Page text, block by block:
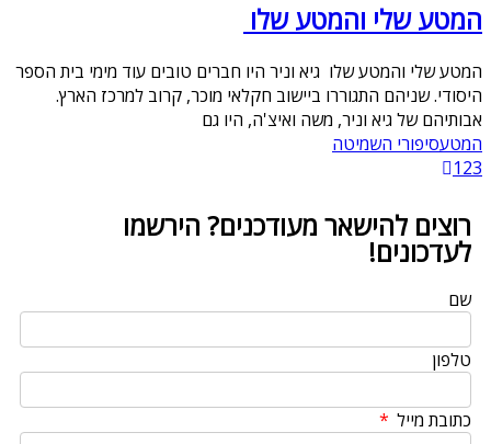
המטע שלי והמטע שלו
המטע שלי והמטע שלו גיא וניר היו חברים טובים עוד מימי בית הספר
היסודי. שניהם התגוררו ביישוב חקלאי מוכר, קרוב למרכז הארץ.
אבותיהם של גיא וניר, משה ואיצ'ה, היו גם
המטעסיפורי השמיטה
123
רוצים להישאר מעודכנים? הירשמו
לעדכונים!
שם
טלפון
כתובת מייל